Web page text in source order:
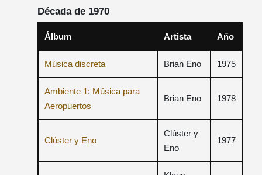
Década de 1970
Álbum Artista Año
Música discreta Brian Eno 1975
Ambiente 1: Música para
Aeropuertos
Brian Eno 1978
Clúster y Eno
Clúster y
Eno
1977